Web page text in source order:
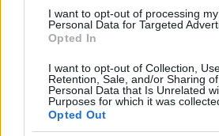
I want to opt-out of processing my
Personal Data for Targeted
Opted In
I want to opt-out of Collection,
Retention, Sale, and/or Sharing
Personal Data that Is Unrelated
Purposes for which it was
Opted Out
generációs
Forma–1-ben
FORMA-1
Adrian Newey